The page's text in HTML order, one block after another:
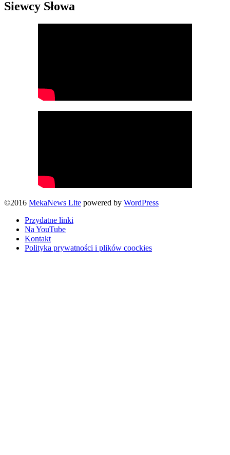
Siewcy Słowa
©2016 MekaNews Lite powered by WordPress
Przydatne linki
Na YouTube
Kontakt
Polityka prywatności i plików coockies